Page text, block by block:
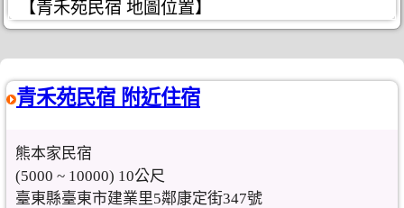
【青禾苑民宿 地圖位置】
青禾苑民宿 附近住宿
熊本家民宿
(5000 ~ 10000) 10公尺
臺東縣臺東市建業里5鄰康定街347號